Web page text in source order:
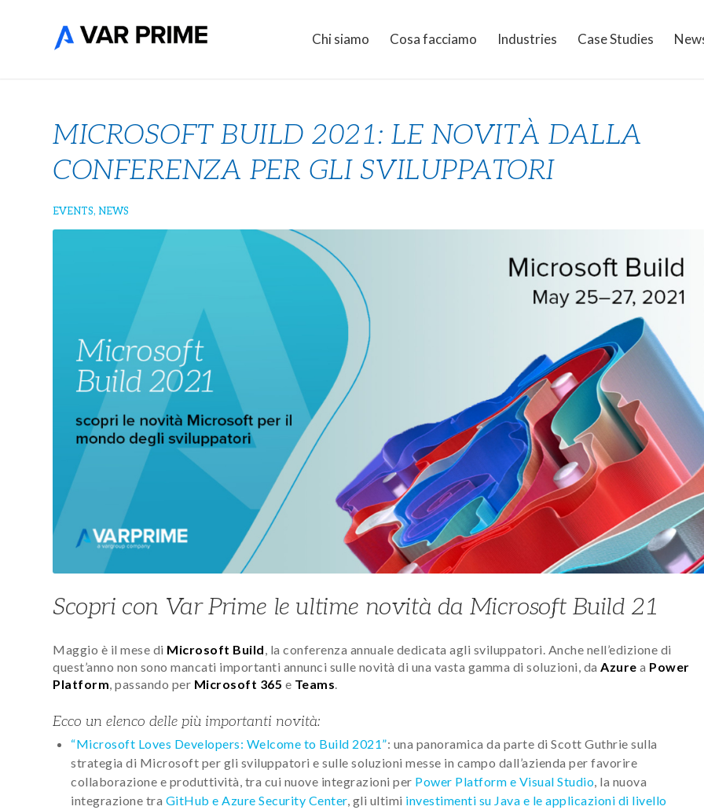
Chi siamo Cosa facciamo Industries Case Studies
MICROSOFT BUILD 2021: LE NOVITÀ DALLA
CONFERENZA PER GLI SVILUPPATORI
EVENTS, NEWS
Scopri con Var Prime le ultime novità da Microsoft Build 21
Maggio è il mese di Microsoft Build , la conferenza annuale dedicata agli sviluppatori. Anche nell’edizione di
quest’anno non sono mancati importanti annunci sulle novità di una vasta gamma di soluzioni, da Azure a Power
Platform , passando per Microsoft 365 e Teams
Ecco un elenco delle più importanti novità:
“Microsoft Loves Developers: Welcome to Build 2021”: una panoramica da parte di Scott Guthrie sulla
strategia di Microsoft per gli sviluppatori e sulle soluzioni messe in campo dall’azienda per favorire
collaborazione e produttività, tra cui nuove integrazioni per Power Platform e Visual Studio , la nuova
integrazione tra GitHub e Azure Security Center, gli ultimi investimenti su Java e le applicazioni di livello